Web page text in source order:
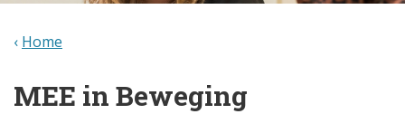
Home
MEE in Beweging